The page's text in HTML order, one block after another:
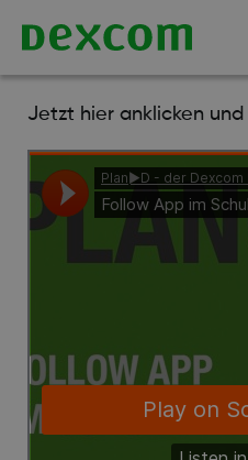
Jetzt hier anklicken